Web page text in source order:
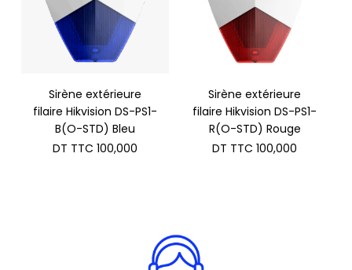
Sirène extérieure
filaire Hikvision DS-PS1-
B(O-STD) Bleu
DT TTC 100,000
Sirène extérieure
filaire Hikvision DS-PS1-
R(O-STD) Rouge
DT TTC 100,000